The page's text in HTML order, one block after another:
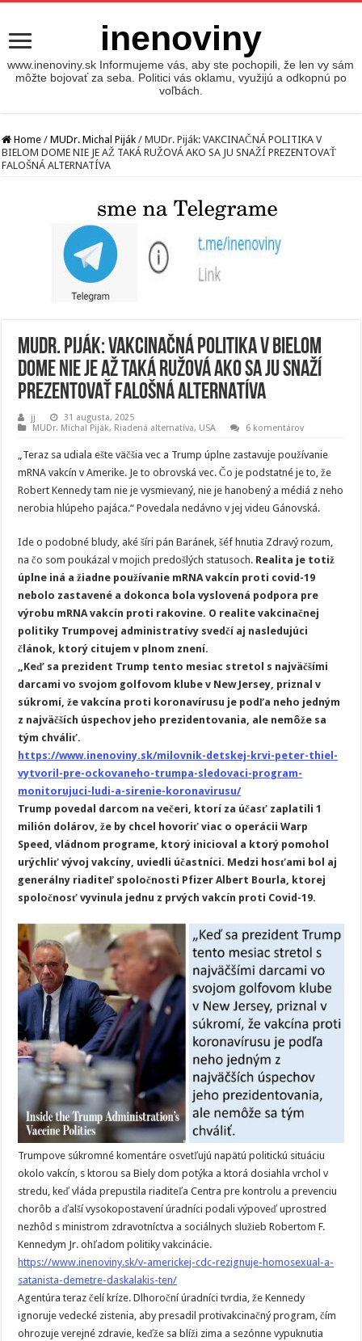
inenoviny
www.inenoviny.sk Informujeme vás, aby ste pochopili, že len vy sám
môžte bojovať za seba. Politici vás oklamu, využijú a odkopnú po
voľbách.
Home / MUDr. Michal Piják / MUDr. Piják: VAKCINAČNÁ POLITIKA V
BIELOM DOME NIE JE AŽ TAKÁ RUŽOVÁ AKO SA JU SNAŽÍ PREZENTOVAŤ
FALOŠNÁ ALTERNATÍVA
MUDr. Piják: VAKCINAČNÁ POLITIKA V BIELOM
DOME NIE JE AŽ TAKÁ RUŽOVÁ AKO SA JU SNAŽÍ
PREZENTOVAŤ FALOŠNÁ ALTERNATÍVA
jj
31 augusta, 2025
MUDr. Michal Piják, Riadená alternatíva, USA 6 komentárov
„Teraz sa udiala ešte väčšia vec a Trump úplne zastavuje používanie
mRNA vakcín v Amerike. Je to obrovská vec. Čo je podstatné je to, že
Robert Kennedy tam nie je vysmievaný, nie je hanobený a médiá z neho
nerobia hlúpeho pajáca.“ Povedala nedávno v jej videu Gánovská.
Ide o podobné bludy, aké šíri pán Baránek, šéf hnutia Zdravý rozum,
na čo som poukázal v mojich predošlých statusoch. Realita je totiž
úplne iná a žiadne používanie mRNA vakcín proti covid-19
nebolo zastavené a dokonca bola vyslovená podpora pre
výrobu mRNA vakcín proti rakovine. O realite vakcinačnej
politiky Trumpovej administratívy svedčí aj nasledujúci
článok, ktorý citujem v plnom znení.
„Keď sa prezident Trump tento mesiac stretol s najväčšími
darcami vo svojom golfovom klube v New Jersey, priznal v
súkromí, že vakcína proti koronavírusu je podľa neho jedným
z najväčších úspechov jeho prezidentovania, ale nemôže sa
tým chváliť.
https://www.inenoviny.sk/milovnik-detskej-krvi-peter-thiel-
vytvoril-pre-ockovaneho-trumpa-sledovaci-program-
monitorujuci-ludi-a-sirenie-koronavirusu/
Trump povedal darcom na večeri, ktorí za účasť zaplatili 1
milión dolárov, že by chcel hovoriť viac o operácii Warp
Speed, vládnom programe, ktorý inicioval a ktorý pomohol
urýchliť vývoj vakcíny, uviedli účastníci. Medzi hosťami bol aj
generálny riaditeľ spoločnosti Pfizer Albert Bourla, ktorej
spoločnosť vyvinula jednu z prvých vakcín proti Covid-19.
Trumpove súkromné komentáre osvetľujú napätú politickú situáciu
okolo vakcín, s ktorou sa Biely dom potýka a ktorá dosiahla vrchol v
stredu, keď vláda prepustila riaditeľa Centra pre kontrolu a prevenciu
chorôb a ďalší vysokopostavení úradníci podali výpoveď uprostred
nezhôd s ministrom zdravotníctva a sociálnych služieb Robertom F.
Kennedym Jr. ohľadom politiky vakcinácie.
https://www.inenoviny.sk/v-americkej-cdc-rezignuje-homosexual-a-
satanista-demetre-daskalakis-ten/
Agentúra teraz čelí kríze. Dlhoroční úradníci tvrdia, že Kennedy
ignoruje vedecké zistenia, aby presadil protivakcinačný program, čím
ohrozuje verejné zdravie, keďže sa blíži zima a sezónne vypuknutia